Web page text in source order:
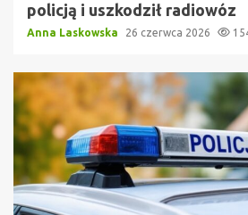
policją i uszkodził radiowóz
Anna Laskowska 26 czerwca 2026